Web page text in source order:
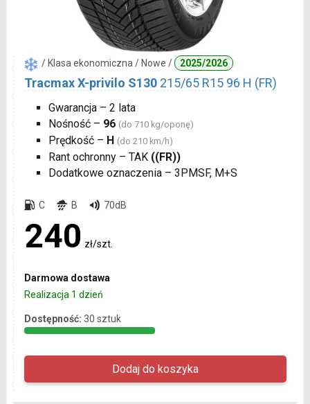
/ Klasa ekonomiczna / Nowe / 2025/2026
Tracmax X-privilo S130 215/65 R15 96 H (FR)
Gwarancja – 2 lata
Nośność – 96 (do 710 kg/oponę)
Prędkość – H (do 210 km/h)
Rant ochronny – TAK ((FR))
Dodatkowe oznaczenia – 3PMSF, M+S
C B 70dB
240 zł/szt.
Darmowa dostawa
Realizacja 1 dzień
Dostępność: 30 sztuk